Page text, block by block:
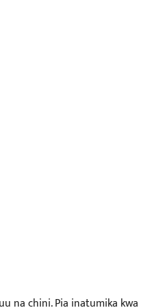
na chini. Pia inatumika kwa